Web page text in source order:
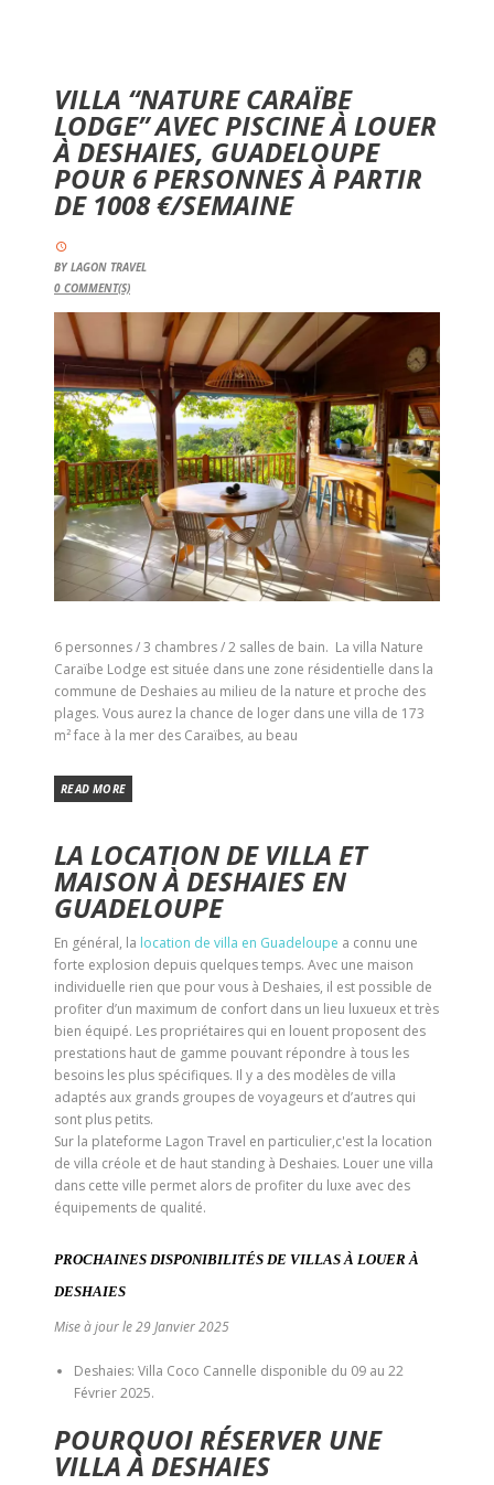
VILLA “NATURE CARAÏBE
LODGE” AVEC PISCINE À LOUER
À DESHAIES, GUADELOUPE
POUR 6 PERSONNES À PARTIR
DE 1008 €/SEMAINE
BYLAGON TRAVEL
0 COMMENT(S)
6 personnes / 3 chambres / 2 salles de bain. La villa Nature
Caraïbe Lodge est située dans une zone résidentielle dans la
commune de Deshaies au milieu de la nature et proche des
plages. Vous aurez la chance de loger dans une villa de 173
m² face à la mer des Caraïbes, au beau
READ MORE
LA LOCATION DE VILLA ET
MAISON À DESHAIES EN
GUADELOUPE
En général, la location de villa en Guadeloupe a connu une
forte explosion depuis quelques temps. Avec une maison
individuelle rien que pour vous à Deshaies, il est possible de
profiter d’un maximum de confort dans un lieu luxueux et très
bien équipé. Les propriétaires qui en louent proposent des
prestations haut de gamme pouvant répondre à tous les
besoins les plus spécifiques. Il y a des modèles de villa
adaptés aux grands groupes de voyageurs et d’autres qui
sont plus petits.
Sur la plateforme Lagon Travel en particulier,c'est la location
de villa créole et de haut standing à Deshaies. Louer une villa
dans cette ville permet alors de profiter du luxe avec des
équipements de qualité.
PROCHAINES DISPONIBILITÉS DE VILLAS À LOUER À
DESHAIES
Mise à jour le 29 Janvier 2025
Deshaies: Villa Coco Cannelle disponible du 09 au 22
Février 2025.
POURQUOI RÉSERVER UNE
VILLA À DESHAIES